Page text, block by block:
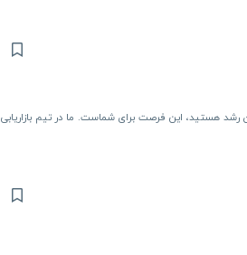
رشد هستید، این فرصت برای شماست. ما در تیم بازاریابی